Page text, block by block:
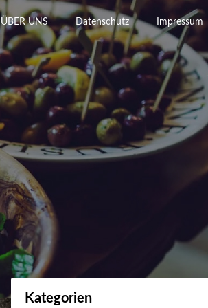
ÜBER UNS Datenschutz Impressum
Kategorien